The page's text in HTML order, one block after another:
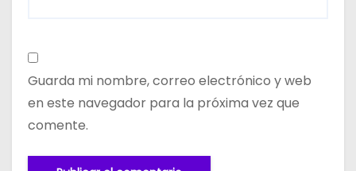
Guarda mi nombre, correo electrónico y web
en este navegador para la próxima vez que
comente.